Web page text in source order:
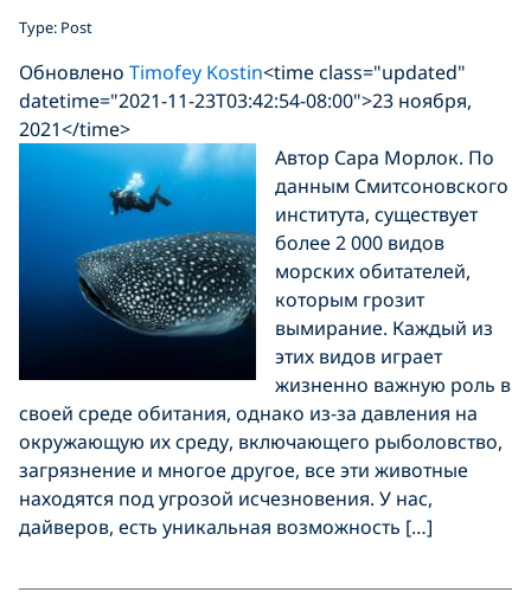
Type: Post
Обновлено Timofey Kostin<time class="updated"
datetime="2021-11-23T03:42:54-08:00">23 ноября,
2021</time>
Автор Сара Морлок. По
данным Смитсоновского
института, существует
более 2 000 видов
морских обитателей,
которым грозит
вымирание. Каждый из
этих видов играет
жизненно важную роль в
своей среде обитания, однако из-за давления на
окружающую их среду, включающего рыболовство,
загрязнение и многое другое, все эти животные
находятся под угрозой исчезновения. У нас,
дайверов, есть уникальная возможность […]